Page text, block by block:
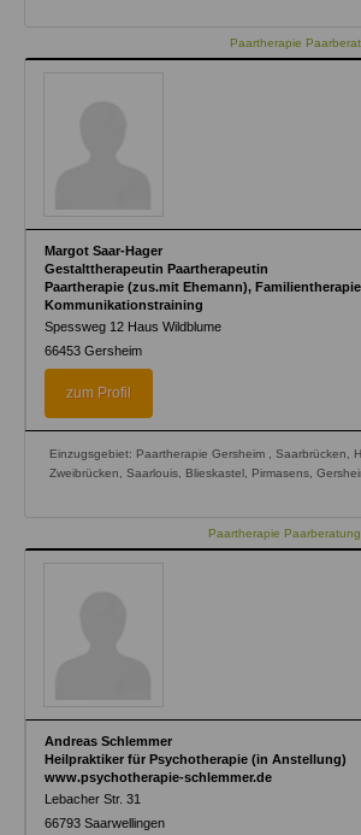
Paartherapie
Margot Saar-Hager
Gestalttherapeutin Paartherapeutin
Paartherapie (zus.mit Ehemann),
Kommunikationstraining
Spessweg 12 Haus Wildblume
66453 Gersheim
zum Profil
Einzugsgebiet: Paartherapie Gersheim , Saarbrücken,
Zweibrücken, Saarlouis, Blieskastel, Pirmasens,
Paartherapie
Andreas Schlemmer
Heilpraktiker für Psychotherapie (in Anstellung)
www.psychotherapie-schlemmer.de
Lebacher Str. 31
66793 Saarwellingen